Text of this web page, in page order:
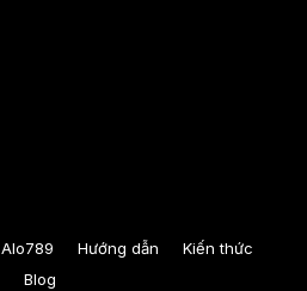
Alo789 Hướng dẫn
Kiến thức
Blog